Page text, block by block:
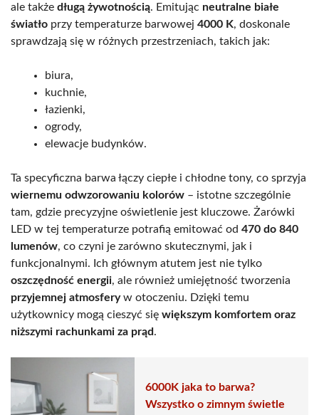
ale także długą żywotnością. Emitując neutralne białe
światło przy temperaturze barwowej 4000 K, doskonale
sprawdzają się w różnych przestrzeniach, takich jak:
biura,
kuchnie,
łazienki,
ogrody,
elewacje budynków.
Ta specyficzna barwa łączy ciepłe i chłodne tony, co sprzyja
wiernemu odwzorowaniu kolorów – istotne szczególnie
tam, gdzie precyzyjne oświetlenie jest kluczowe. Żarówki
LED w tej temperaturze potrafią emitować od 470 do 840
lumenów, co czyni je zarówno skutecznymi, jak i
funkcjonalnymi. Ich głównym atutem jest nie tylko
oszczędność energii, ale również umiejętność tworzenia
przyjemnej atmosferyw otoczeniu. Dzięki temu
użytkownicy mogą cieszyć się większym komfortem oraz
niższymi rachunkami za prąd.
6000K jaka to barwa?
Wszystko o zimnym świetle